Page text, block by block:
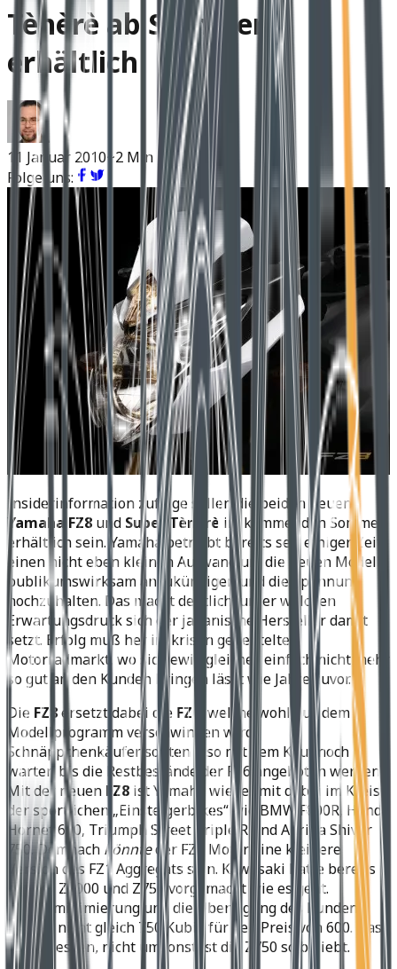
Tènèrè ab Sommer
erhältlich
11 Januar 2010~2 Min Lesen
Folge uns:
Insiderinformation zufolge sollen die beiden neuen
Yamaha FZ8 und Super Tènèrè im kommenden Sommer
erhältlich sein. Yamaha betreibt bereits seit einiger Zeit
einen nicht eben kleinen Aufwand um die neuen Modelle
publikumswirksam anzukündigen und die Spannung
hochzuhalten. Das macht deutlich, unter welchen
Erwartungsdruck sich der japanische Hersteller damit
setzt. Erfolg muß her im krisen gebeutelten
Motorradmarkt, wo sich ewig gleiches einfach nicht mehr
so gut an den Kunden bringen lässt wie Jahre zuvor.
Die FZ8ersetzt dabei die FZ6
, welche wohl aus dem
Modellprogramm verschwinden wird.
Schnäppchenkäufer sollten also mit dem Kauf noch
warten bis die Restbestände der FZ6 angeboten werden.
Mit der neuen FZ8 ist Yamaha wieder mit dabei im Kreise
der sportlichen „Einsteigerbikes“ wie BMW F800R, Honda
Hornet 600, Triumph Street Triple R und Aprilia Shiver
750. Demnach könnteder FZ8 Motor eine kleinere
Version des FZ1 Aggregats sein. Kawasaki hatte bereits
mit der Z1000 und Z750 vorgemacht wie es geht.
Kostenminimierung und die Überlegung des Kunden,
warum nicht gleich 750 Kubik für den Preis von 600. Das
hat gesessen, nicht umsonst ist die Z750 so beliebt.